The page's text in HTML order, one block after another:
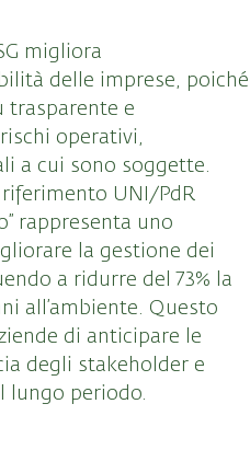
migliora
delle imprese, poiché
trasparente e
operativi,
a cui sono soggette.
riferimento UNI/PdR
rappresenta uno
la gestione dei
a ridurre del 73% la
all’ambiente. Questo
di anticipare le
degli stakeholder e
lungo periodo.